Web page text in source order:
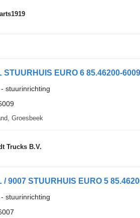
STUURHUIS EURO 6 85.46200-
stuurinrichting
Groesbeek
Trucks B.V.
/ 9007 STUURHUIS EURO 5
stuurinrichting